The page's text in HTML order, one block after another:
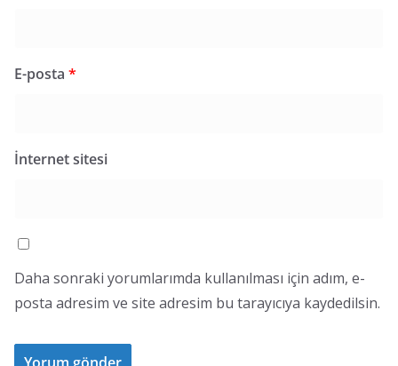
E-posta *
İnternet sitesi
Daha sonraki yorumlarımda kullanılması için adım, e-
posta adresim ve site adresim bu tarayıcıya kaydedilsin.